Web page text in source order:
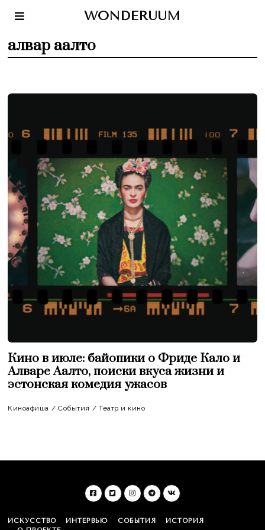
WONDERUUM
алвар аалто
Кино в июле: байопики о Фриде Кало и
Алваре Аалто, поиски вкуса жизни и
эстонская комедия ужасов
Киноафиша / События / Театр и кино
ИСКУССТВО ИНТЕРВЬЮ СОБЫТИЯ
ИСТОРИЯ